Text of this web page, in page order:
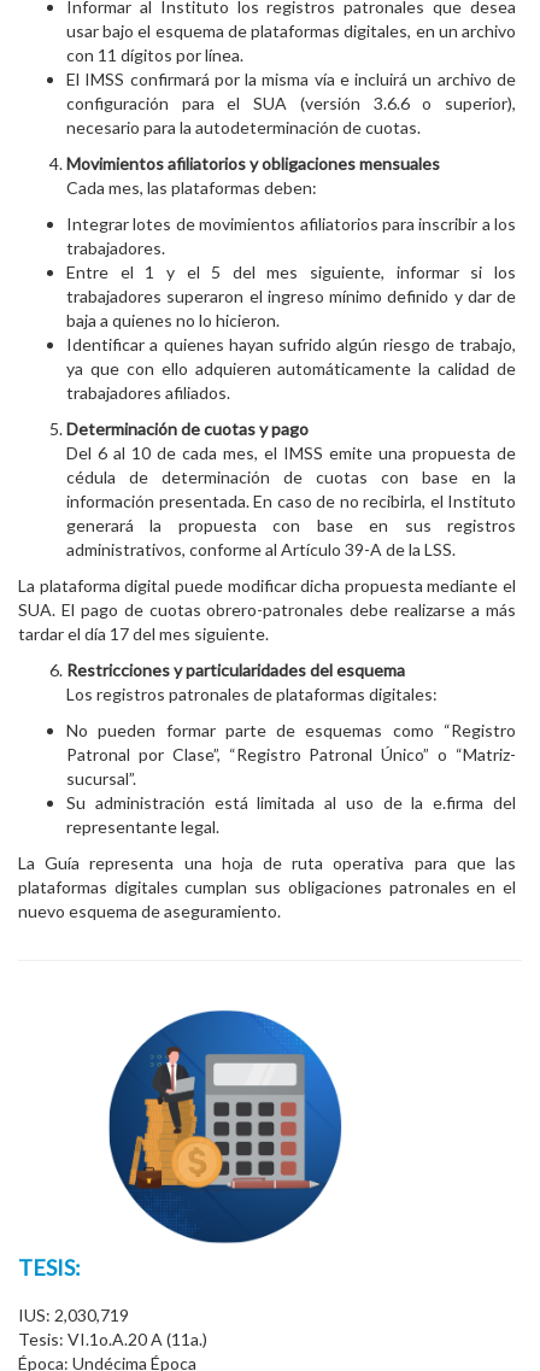
Informar al Instituto los registros patronales que desea
usar bajo el esquema de plataformas digitales, en un archivo
con 11 dígitos por línea.
El IMSS confirmará por la misma vía e incluirá un archivo de
configuración para el SUA (versión 3.6.6 o superior),
necesario para la autodeterminación de cuotas.
Movimientos afiliatorios y obligaciones mensuales
Cada mes, las plataformas deben:
Integrar lotes de movimientos afiliatorios para inscribir a los
trabajadores.
Entre el 1 y el 5 del mes siguiente, informar si los
trabajadores superaron el ingreso mínimo definido y dar de
baja a quienes no lo hicieron.
Identificar a quienes hayan sufrido algún riesgo de trabajo,
ya que con ello adquieren automáticamente la calidad de
trabajadores afiliados.
Determinación de cuotas y pago
Del 6 al 10 de cada mes, el IMSS emite una propuesta de
cédula de determinación de cuotas con base en la
información presentada. En caso de no recibirla, el Instituto
generará la propuesta con base en sus registros
administrativos, conforme al Artículo 39-A de la LSS.
La plataforma digital puede modificar dicha propuesta mediante el
SUA. El pago de cuotas obrero-patronales debe realizarse a más
tardar el día 17 del mes siguiente.
Restricciones y particularidades del esquema
Los registros patronales de plataformas digitales:
No pueden formar parte de esquemas como “Registro
Patronal por Clase”, “Registro Patronal Único” o “Matriz-
sucursal”.
Su administración está limitada al uso de la e.firma del
representante legal.
La Guía representa una hoja de ruta operativa para que las
plataformas digitales cumplan sus obligaciones patronales en el
nuevo esquema de aseguramiento.
TESIS:
IUS: 2,030,719
Tesis: VI.1o.A.20 A (11a.)
Época: Undécima Época